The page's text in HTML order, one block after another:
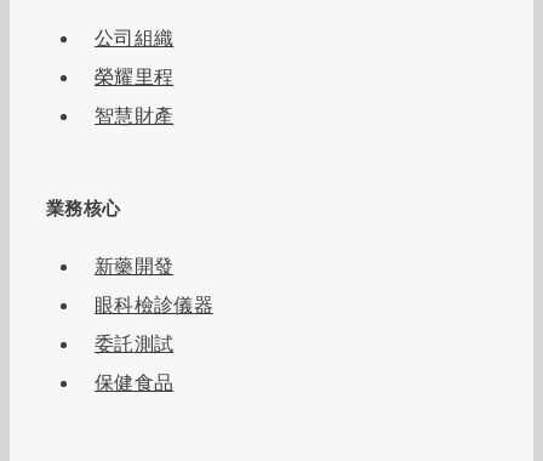
公司組織
榮耀里程
智慧財產
業務核心
新藥開發
眼科檢診儀器
委託測試
保健食品